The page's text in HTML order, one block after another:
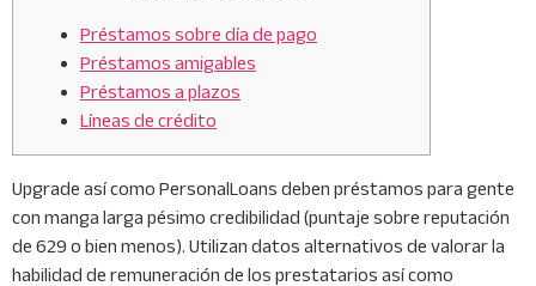
Préstamos sobre día de pago
Préstamos amigables
Préstamos a plazos
Líneas de crédito
Upgrade así­ como PersonalLoans deben préstamos para gente
con manga larga pésimo credibilidad (puntaje sobre reputación
de 629 o bien menos). Utilizan datos alternativos de valorar la
habilidad de remuneración de los prestatarios así­ como